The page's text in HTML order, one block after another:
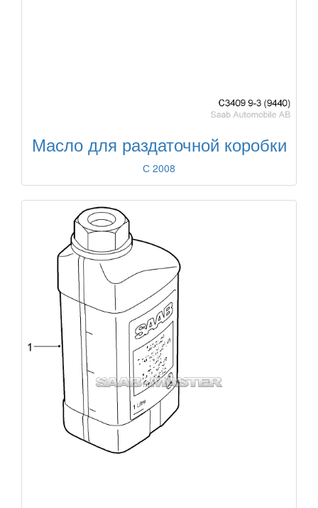
Масло для раздаточной коробки
С 2008